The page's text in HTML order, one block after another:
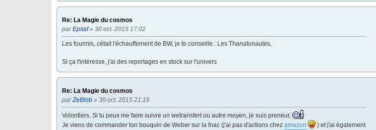
Re: La Magie du cosmos
parEpitaf» 30 oct. 2015 17:02
Les fourmis, cétait l'échauffement de BW, je te conseille : Les Thanatonautes,
Si ça t'intéresse, j'ai des reportages en stock sur l'univers
Re: La Magie du cosmos
parZeBlob » 30 oct. 2015 21:16
Volontiers. Si tu peux me faire suivre un wetransfert ou autre moyen, je suis preneur.
Je viens de commander ton bouquin de Weber sur la fnac (j'ai pas d'actions chez amazon
) et j'ai également